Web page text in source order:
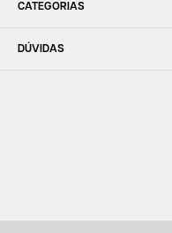
CATEGORIAS
DÚVIDAS